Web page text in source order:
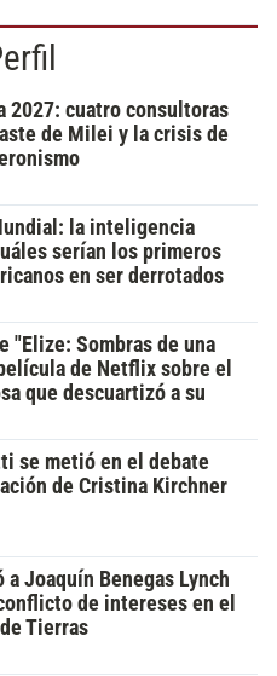
2027: cuatro consultoras
de Milei y la crisis de
la inteligencia
serían los primeros
en ser derrotados
"Elize: Sombras de una
de Netflix sobre el
que descuartizó a su
se metió en el debate
de Cristina Kirchner
a Joaquín Benegas Lynch
de intereses en el
Tierras